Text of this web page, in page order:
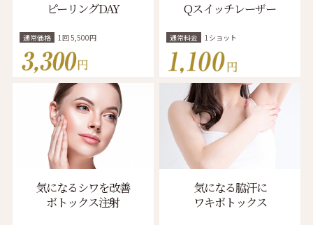
ピーリングDAY
通常価格 1回 5,500円
Qスイッチレーザー
通常料金 1ショット
気になるシワを改善
ボトックス注射
気になる脇汗に
ワキボトックス